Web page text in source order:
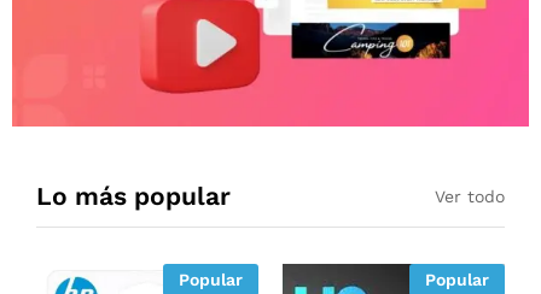
Lo más popular Ver todo
Popular Popular